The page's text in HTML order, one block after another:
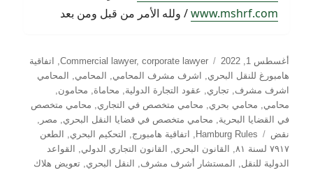
www.mshrf.com/ ولله الأمر من قبل ومن بعد
نُشرت
في
أغسطس 1, 2022 التصنيفات Commercial lawyer, corporate lawyer
, اتفاقية
هامبورغ للنقل البحري, اشرف مشرف المحامي, المحامي,
المحامي
اشرف مشرف,تجاري, عقود التجارة الدولية, محاماة, محامون,
محامي, محامي بحري, محامي متخصص في التجاري, محامي متخصص
في القضايا البحرية, محامي متخصص في قضايا النقل البحري, مصر ,
نقض
الوسوم
Hamburg Rules
, اتفاقية هامبورج, التحكيم البحري,
الطعن
٧٩١٧ لسنة ٨١
, القانون البحري, القانون التجاري الدولي,
القواعد
الدولية للنقل, المستشار أشرف مشرف, النقل البحري,تعويض هلاك